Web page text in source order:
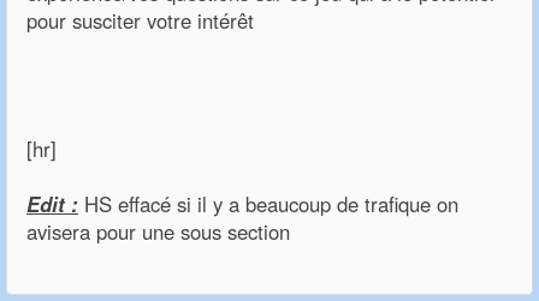
pour susciter votre intérêt
[hr]
Edit : HS effacé si il y a beaucoup de trafique on
avisera pour une sous section